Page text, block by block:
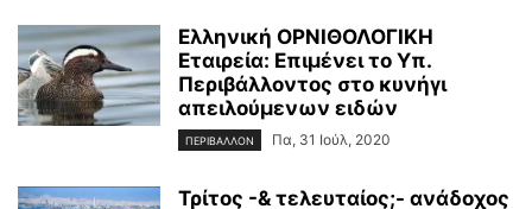
Ελληνική ΟΡΝΙΘΟΛΟΓΙΚΗ
Εταιρεία: Επιμένει το Υπ.
Περιβάλλοντος στο κυνήγι
απειλούμενων ειδών
ΠΕΡΙΒΑΛΛΟΝ Πα, 31 Ιούλ, 2020
Τρίτος -& τελευταίος;- ανάδοχος